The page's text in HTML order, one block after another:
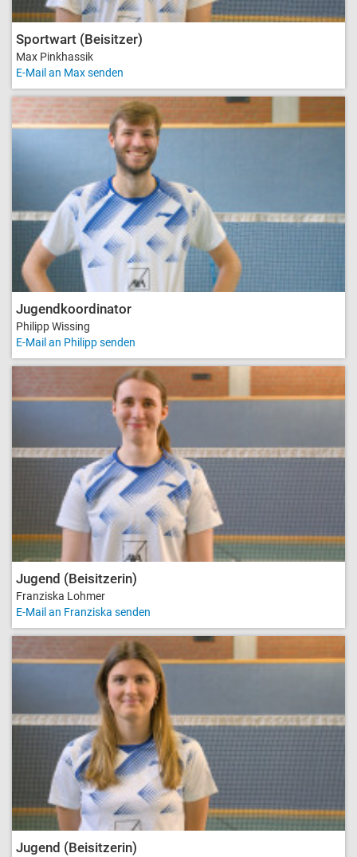
Sportwart (Beisitzer)
Max Pinkhassik
E-Mail an Max senden
Jugendkoordinator
Philipp Wissing
E-Mail an Philipp senden
Jugend (Beisitzerin)
Franziska Lohmer
E-Mail an Franziska senden
Jugend (Beisitzerin)